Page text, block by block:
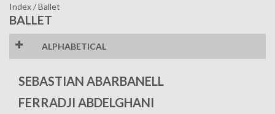
Index/Ballet
BALLET
ALPHABETICAL
Ć
D E F
H
I J K
SEBASTIAN ABARBANELL
FERRADJI ABDELGHANI